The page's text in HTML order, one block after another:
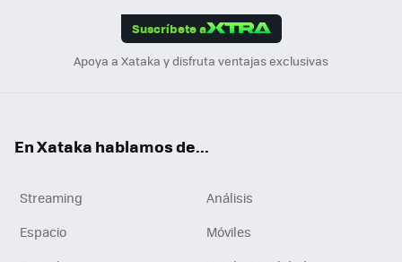
Suscríbete a
Apoya a Xataka y disfruta ventajas exclusivas
En Xataka hablamos de...
Streaming
Análisis
Espacio
Móviles